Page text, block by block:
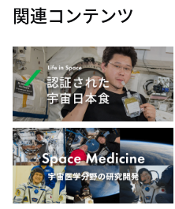
関連コンテンツ